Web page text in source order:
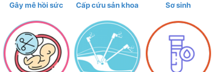
Gây mê hồi sức Cấp cứu sản khoa Sơ sinh